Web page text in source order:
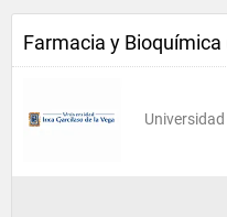
Farmacia y Bioquímica